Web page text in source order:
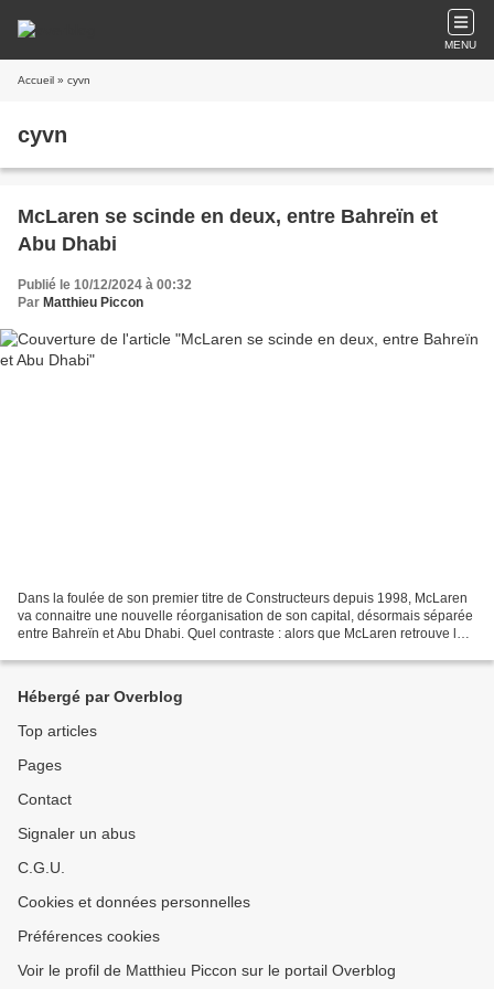
MENU
Accueil » cyvn
cyvn
McLaren se scinde en deux, entre Bahreïn et
Abu Dhabi
Publié le 10/12/2024 à 00:32
Par Matthieu Piccon
Dans la foulée de son premier titre de Constructeurs depuis 1998, McLaren
va connaitre une nouvelle réorganisation de son capital, désormais séparée
entre Bahreïn et Abu Dhabi. Quel contraste : alors que McLaren retrouve le
Hébergé par Overblog
Top articles
Pages
Contact
Signaler un abus
C.G.U.
Cookies et données personnelles
Préférences cookies
Voir le profil de Matthieu Piccon sur le portail Overblog